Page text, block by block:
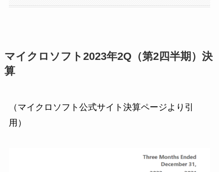
マイクロソフト2023年2Q（第2四半期）決
算
（マイクロソフト公式サイト決算ページより引
用）